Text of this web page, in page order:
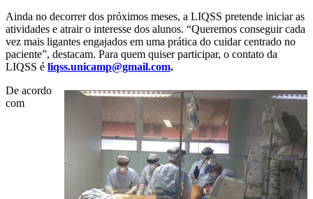
Ainda no decorrer dos próximos meses, a LIQSS pretende iniciar as
atividades e atrair o interesse dos alunos. “Queremos conseguir cada
vez mais ligantes engajados em uma prática do cuidar centrado no
paciente”, destacam. Para quem quiser participar, o contato da
LIQSS é liqss.unicamp@gmail.com.
De acordo
com